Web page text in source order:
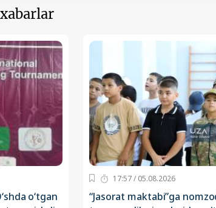
o‘tgan
17:57 / 05.08.2026
“Jasorat maktabi”ga